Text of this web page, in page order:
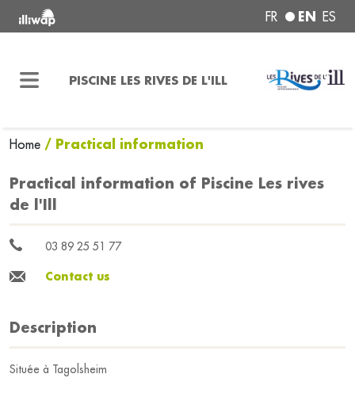
FR EN ES
PISCINE LES RIVES DE L'ILL
Home / Practical information
Practical information of Piscine Les rives
de l'Ill
03 89 25 51 77
Contact us
Description
Située à Tagolsheim